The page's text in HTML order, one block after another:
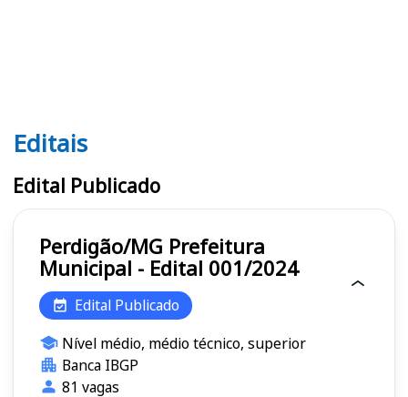
Editais
Editais
Edital Publicado
Perdigão/MG Prefeitura
Municipal - Edital 001/2024
Edital Publicado
Nível médio, médio técnico, superior
Banca IBGP
81 vagas